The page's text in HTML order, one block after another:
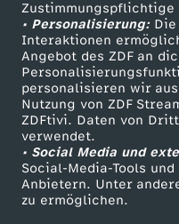
Zustimmungspflichtige
• Personalisierung:Die
Interaktionen
Angebot des ZDF an
personalisieren wir
Nutzung von ZDF
ZDFtivi. Daten von
verwendet.
• Social Media und
Social-Media-Tools
Anbietern. Unter
zu ermöglichen.
Livestreams
Sendungen A-Z
TV-Programm
ZDF Unternehmen
Karriere